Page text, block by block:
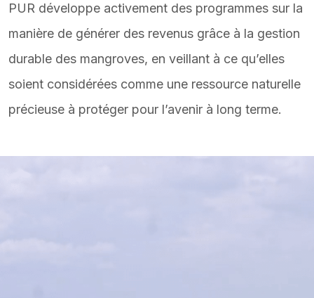
PUR développe activement des programmes sur la
manière de générer des revenus grâce à la gestion
durable des mangroves, en veillant à ce qu’elles
soient considérées comme une ressource naturelle
précieuse à protéger pour l’avenir à long terme.